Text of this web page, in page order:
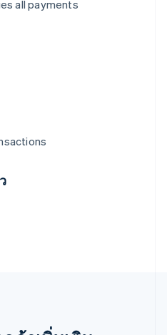
all payments
ะเทศจีน